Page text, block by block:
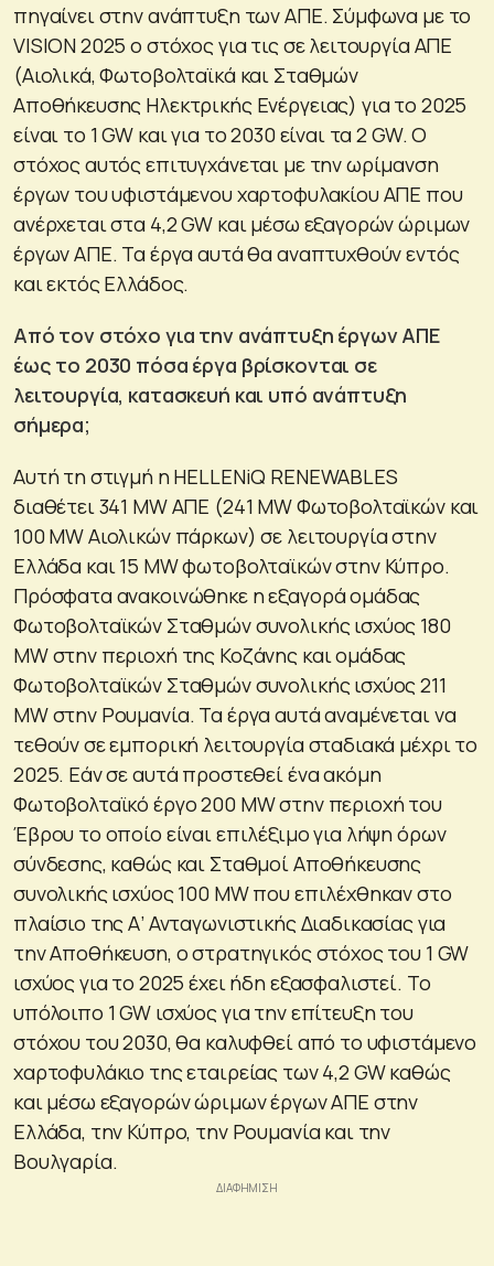
πηγαίνει στην ανάπτυξη των ΑΠΕ. Σύμφωνα με το
VISION 2025 ο στόχος για τις σε λειτουργία ΑΠΕ
(Αιολικά, Φωτοβολταϊκά και Σταθμών
Αποθήκευσης Ηλεκτρικής Ενέργειας) για το 2025
είναι το 1 GW και για το 2030 είναι τα 2 GW. Ο
στόχος αυτός επιτυγχάνεται με την ωρίμανση
έργων του υφιστάμενου χαρτοφυλακίου ΑΠΕ που
ανέρχεται στα 4,2 GW και μέσω εξαγορών ώριμων
έργων ΑΠΕ. Τα έργα αυτά θα αναπτυχθούν εντός
και εκτός Ελλάδος.
Από τον στόχο για την ανάπτυξη έργων ΑΠΕ
έως το 2030 πόσα έργα βρίσκονται σε
λειτουργία, κατασκευή και υπό ανάπτυξη
σήμερα;
Αυτή τη στιγμή η HELLENiQ RENEWABLES
διαθέτει 341 MW ΑΠΕ (241 MW Φωτοβολταϊκών και
100 MW Αιολικών πάρκων) σε λειτουργία στην
Ελλάδα και 15 MW φωτοβολταϊκών στην Κύπρο.
Πρόσφατα ανακοινώθηκε η εξαγορά ομάδας
Φωτοβολταϊκών Σταθμών συνολικής ισχύος 180
MW στην περιοχή της Κοζάνης και ομάδας
Φωτοβολταϊκών Σταθμών συνολικής ισχύος 211
MW στην Ρουμανία. Τα έργα αυτά αναμένεται να
τεθούν σε εμπορική λειτουργία σταδιακά μέχρι το
2025. Εάν σε αυτά προστεθεί ένα ακόμη
Φωτοβολταϊκό έργο 200 MW στην περιοχή του
Έβρου το οποίο είναι επιλέξιμο για λήψη όρων
σύνδεσης, καθώς και Σταθμοί Αποθήκευσης
συνολικής ισχύος 100 MW που επιλέχθηκαν στο
πλαίσιο της Α’ Ανταγωνιστικής Διαδικασίας για
την Αποθήκευση, ο στρατηγικός στόχος του 1 GW
ισχύος για το 2025 έχει ήδη εξασφαλιστεί. Το
υπόλοιπο 1 GW ισχύος για την επίτευξη του
στόχου του 2030, θα καλυφθεί από το υφιστάμενο
χαρτοφυλάκιο της εταιρείας των 4,2 GW καθώς
και μέσω εξαγορών ώριμων έργων ΑΠΕ στην
Ελλάδα, την Κύπρο, την Ρουμανία και την
Βουλγαρία.